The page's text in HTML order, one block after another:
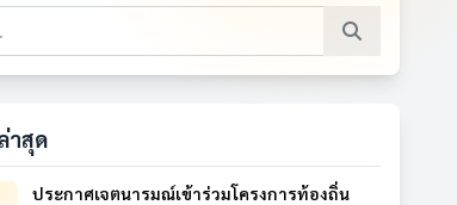
าสุด
ประกาศเจตนารมณ์เข้าร่วมโครงการท้องถิ่น